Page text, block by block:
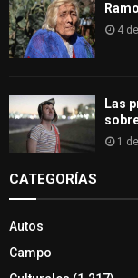
4
Las
1
CATEGORÍAS
Autos
Campo